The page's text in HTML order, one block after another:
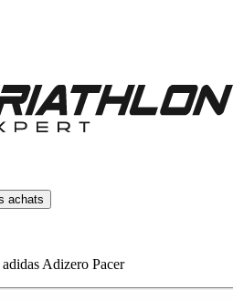
achats
Adizero Pacer